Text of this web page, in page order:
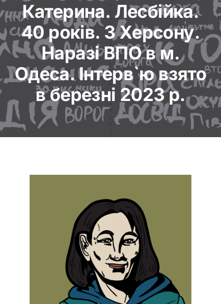
Катерина. Лесбійка.
40 років. З Херсону.
Наразі ВПО в м.
Одеса. Інтерв`ю взято
в березні 2023 р.